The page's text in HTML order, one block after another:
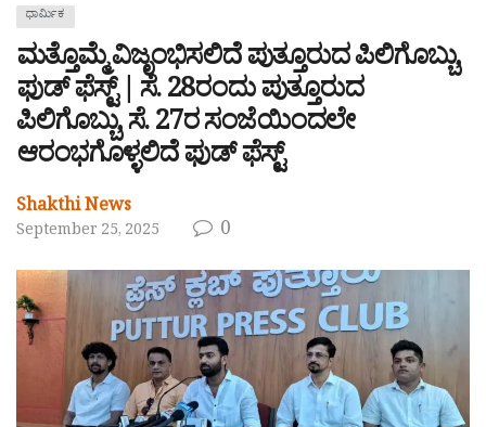
ಧಾರ್ಮಿಕ
ಮತ್ತೊಮ್ಮೆ ವಿಜೃಂಭಿಸಲಿದೆ ಪುತ್ತೂರುದ ಪಿಲಿಗೊಬ್ಬು,
ಫುಡ್ ಫೆಸ್ಟ್ | ಸೆ. 28ರಂದು ಪುತ್ತೂರುದ
ಪಿಲಿಗೊಬ್ಬು, ಸೆ. 27ರ ಸಂಜೆಯಿಂದಲೇ
ಆರಂಭಗೊಳ್ಳಲಿದೆ ಫುಡ್ ಫೆಸ್ಟ್
Shakthi News
September 25, 2025 0